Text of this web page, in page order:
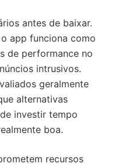
antes de baixar.
app funciona como
de performance no
intrusivos.
geralmente
alternativas
investir tempo
boa.
recursos